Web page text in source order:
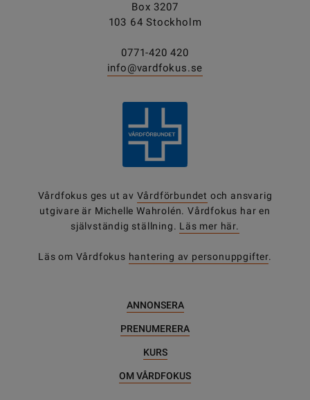
Box 3207
103 64 Stockholm
0771-420 420
info@vardfokus.se
Vårdfokus ges ut av Vårdförbundet och ansvarig
utgivare är Michelle Wahrolén. Vårdfokus har en
självständig ställning. Läs mer här.
Läs om Vårdfokus hantering av personuppgifter.
ANNONSERA
PRENUMERERA
KURS
OM VÅRDFOKUS